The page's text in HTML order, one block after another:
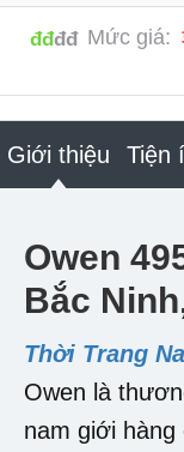
đđđđ Mức giá:
Giới thiệu Tiện
Owen
Bắc
Thời Trang
Owen là
nam giới hàng